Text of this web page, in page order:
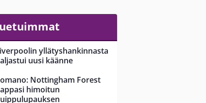
yllätyshankinnasta
uusi käänne
Nottingham Forest
himoitun